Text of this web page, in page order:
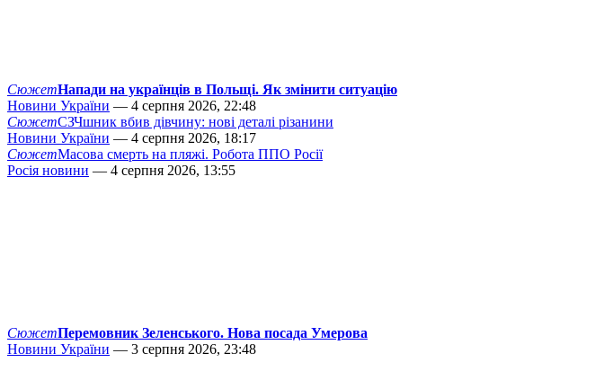
СюжетНапади на українців в Польщі. Як змінити ситуацію
Новини України — 4 серпня 2026, 22:48
СюжетСЗЧшник вбив дівчину: нові деталі різанини
Новини України — 4 серпня 2026, 18:17
СюжетМасова смерть на пляжі. Робота ППО Росії
Росія новини — 4 серпня 2026, 13:55
СюжетПеремовник Зеленського. Нова посада Умерова
Новини України — 3 серпня 2026, 23:48